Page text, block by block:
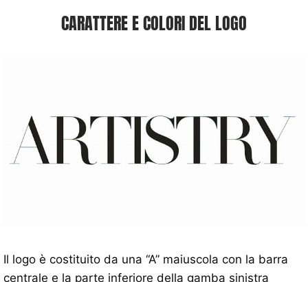
CARATTERE E COLORI DEL LOGO
Il logo è costituito da una “A” maiuscola con la barra
centrale e la parte inferiore della gamba sinistra